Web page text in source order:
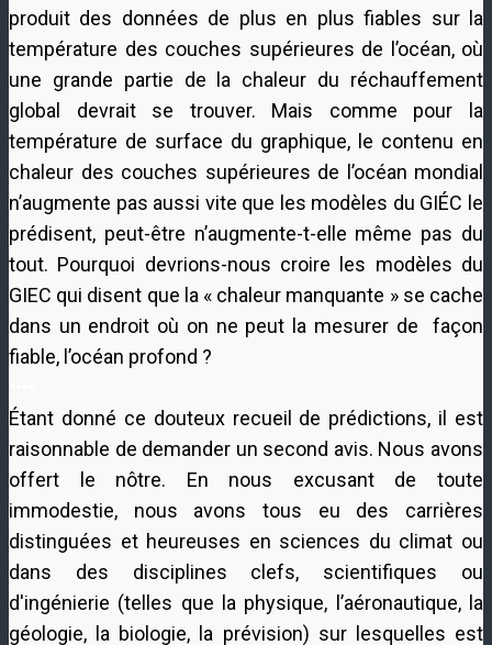
produit des données de plus en plus fiables sur la
température des couches supérieures de l’océan, où
une grande partie de la chaleur du réchauffement
global devrait se trouver. Mais comme pour la
température de surface du graphique, le contenu en
chaleur des couches supérieures de l’océan mondial
n’augmente pas aussi vite que les modèles du GIÉC le
prédisent, peut-être n’augmente-t-elle même pas du
tout. Pourquoi devrions-nous croire les modèles du
GIEC qui disent que la « chaleur manquante » se cache
dans un endroit où on ne peut la mesurer de façon
fiable, l’océan profond ?
Étant donné ce douteux recueil de prédictions, il est
raisonnable de demander un second avis. Nous avons
offert le nôtre. En nous excusant de toute
immodestie, nous avons tous eu des carrières
distinguées et heureuses en sciences du climat ou
dans des disciplines clefs, scientifiques ou
d'ingénierie (telles que la physique, l’aéronautique, la
géologie, la biologie, la prévision) sur lesquelles est